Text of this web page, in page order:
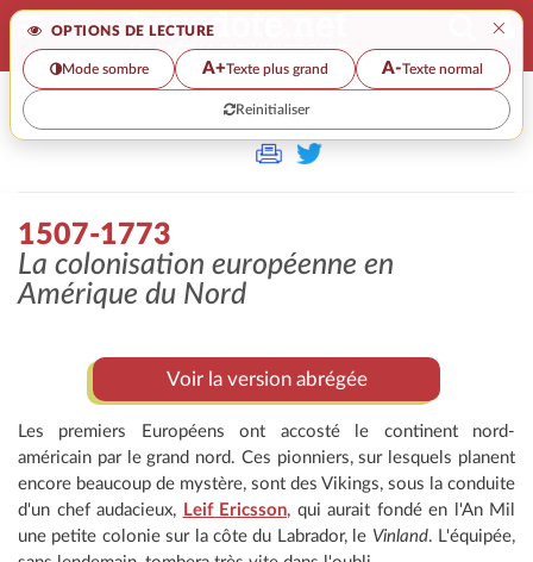
OPTIONS DE LECTURE ×
Mode sombre A+Texte plus grand A-Texte normal
Reinitialiser
>>
1507-1773
La colonisation européenne en
Amérique du Nord
Voir la version abrégée
Les premiers Européens ont accosté le continent nord-
américain par le grand nord. Ces pionniers, sur lesquels planent
encore beaucoup de mystère, sont des Vikings, sous la conduite
d'un chef audacieux, Leif Ericsson, qui aurait fondé en l'An Mil
une petite colonie sur la côte du Labrador, le Vinland. L'équipée,